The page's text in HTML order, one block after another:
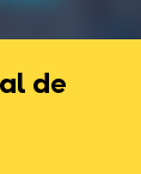
de